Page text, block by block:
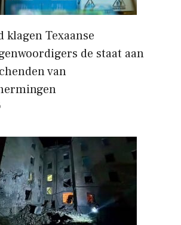
klagen Texaanse
de staat aan
van